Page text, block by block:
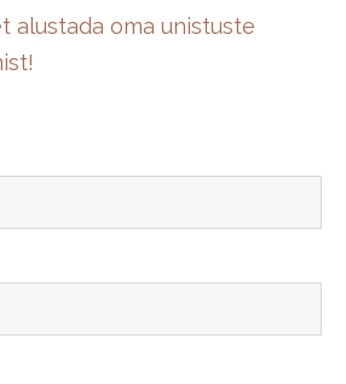
alustada oma unistuste